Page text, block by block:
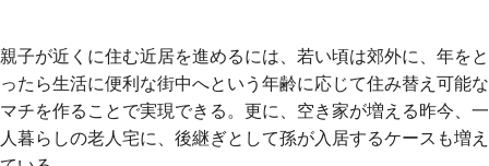
親子が近くに住む近居を進めるには、若い頃は郊外に、年をと
ったら生活に便利な街中へという年齢に応じて住み替え可能な
マチを作ることで実現できる。更に、空き家が増える昨今、一
人暮らしの老人宅に、後継ぎとして孫が入居するケースも増え